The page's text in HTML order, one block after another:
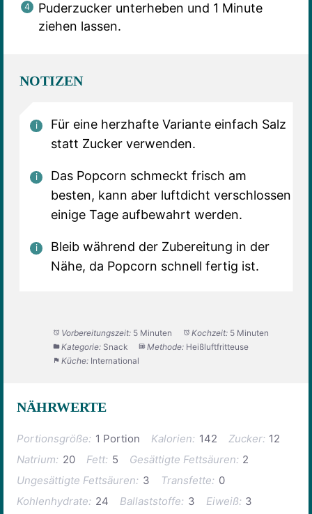
Puderzucker unterheben und 1 Minute
ziehen lassen.
NOTIZEN
Für eine herzhafte Variante einfach Salz
statt Zucker verwenden.
Das Popcorn schmeckt frisch am
besten, kann aber luftdicht verschlossen
einige Tage aufbewahrt werden.
Bleib während der Zubereitung in der
Nähe, da Popcorn schnell fertig ist.
Vorbereitungszeit: 5 Minuten Kochzeit: 5 Minuten
Kategorie: Snack Methode: Heißluftfritteuse
Küche: International
NÄHRWERTE
Portionsgröße: 1 Portion Kalorien: 142 Zucker: 12
Natrium: 20 Fett: 5 Gesättigte Fettsäuren: 2
Ungesättigte Fettsäuren: 3 Transfette: 0
Kohlenhydrate: 24 Ballaststoffe: 3 Eiweiß: 3